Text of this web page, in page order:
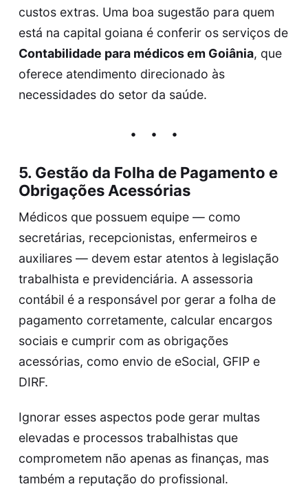
custos extras. Uma boa sugestão para quem
está na capital goiana é conferir os serviços de
Contabilidade para médicos em Goiânia, que
oferece atendimento direcionado às
necessidades do setor da saúde.
5. Gestão da Folha de Pagamento e
Obrigações Acessórias
Médicos que possuem equipe — como
secretárias, recepcionistas, enfermeiros e
auxiliares — devem estar atentos à legislação
trabalhista e previdenciária. A assessoria
contábil é a responsável por gerar a folha de
pagamento corretamente, calcular encargos
sociais e cumprir com as obrigações
acessórias, como envio de eSocial, GFIP e
DIRF.
Ignorar esses aspectos pode gerar multas
elevadas e processos trabalhistas que
comprometem não apenas as finanças, mas
também a reputação do profissional.